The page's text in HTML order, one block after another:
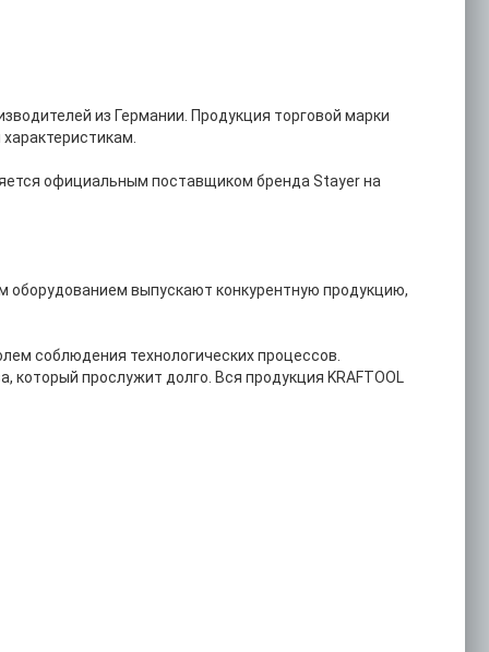
из Германии. Продукция торговой марки
официальным поставщиком бренда Stayer на
оборудованием выпускают конкурентную продукцию,
соблюдения технологических процессов.
который прослужит долго. Вся продукция KRAFTOOL